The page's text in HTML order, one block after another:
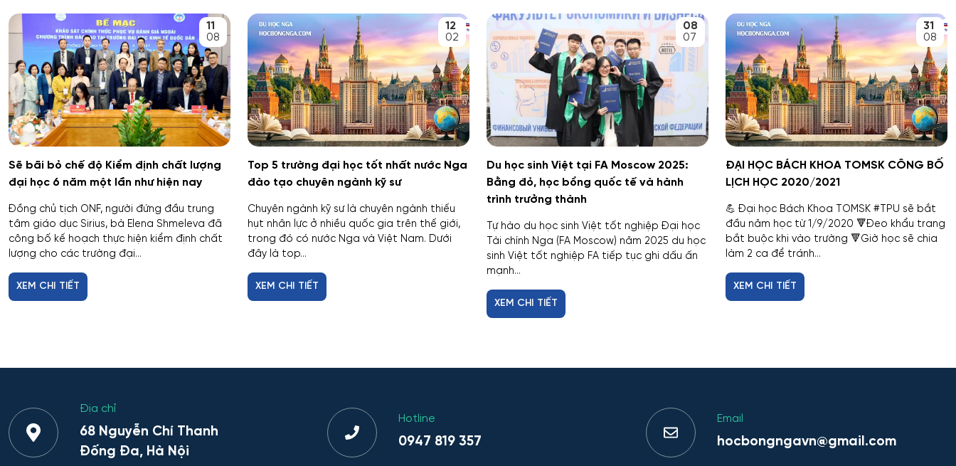
11
08
Sẽ bãi bỏ chế độ Kiểm định chất lượng
đại học 6 năm một lần như hiện nay
Đồng chủ tịch ONF, người đứng đầu trung
tâm giáo dục Sirius, bà Elena Shmeleva đã
công bố kế hoạch thực hiện kiểm định chất
lượng cho các trường đại...
XEM CHI TIẾT
12
02
Top 5 trường đại học tốt nhất nước Nga
đào tạo chuyên ngành kỹ sư
Chuyên ngành kỹ sư là chuyên ngành thiếu
hụt nhân lực ở nhiều quốc gia trên thế giới,
trong đó có nước Nga và Việt Nam. Dưới
đây là top...
XEM CHI TIẾT
08
07
Du học sinh Việt tại FA Moscow 2025:
Bằng đỏ, học bổng quốc tế và hành
trình trưởng thành
Tự hào du học sinh Việt tốt nghiệp Đại học
Tài chính Nga (FA Moscow) năm 2025 du học
sinh Việt tốt nghiệp FA tiếp tục ghi dấu ấn
mạnh...
XEM CHI TIẾT
31
08
ĐẠI HỌC BÁCH KHOA TOMSK CÔNG BỐ
LỊCH HỌC 2020/2021
💪 Đại học Bách Khoa TOMSK #TPU sẽ bắt
đầu năm học từ 1/9/2020 🔻Đeo khẩu trang
bắt buộc khi vào trường 🔻Giờ học sẽ chia
làm 2 ca để tránh...
XEM CHI TIẾT
Địa chỉ
68 Nguyễn Chí Thanh
Đống Đa, Hà Nội
Hotline
0947 819 357
Email
hocbongngavn@gmail.com